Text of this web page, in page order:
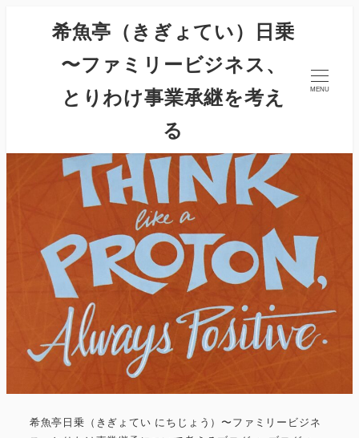
希魚亭（きぎょてい）日乗
〜ファミリービジネス、
とりわけ事業承継を考え
る
MENU
希魚亭日乗（きぎょてい にちじょう）〜ファミリービジネ